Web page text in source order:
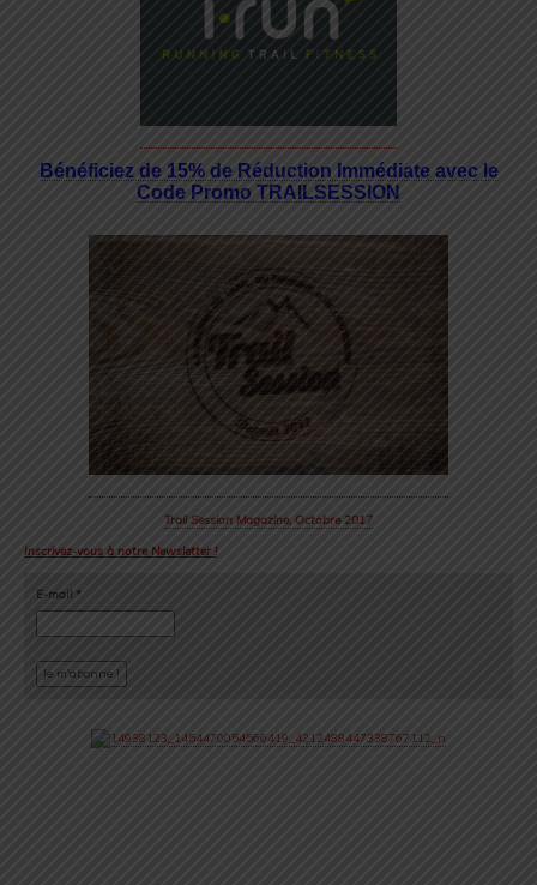
Bénéficiez de 15% de Réduction Immédiate avec le
Code Promo TRAILSESSION
Trail Session Magazine, Octobre 2017
Inscrivez-vous à notre Newsletter !
E-mail *